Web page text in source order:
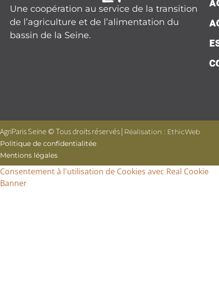
Une coopération au service de la transition
de l’agriculture et de l’alimentation du
bassin de la Seine.
AgriParis Seine © Tous droits réservés | Réalisation : EthicWeb
Mentions légales
Politique de confidentialitée
Consentement à l'utilisation de Cookies avec Real Cookie
Banner